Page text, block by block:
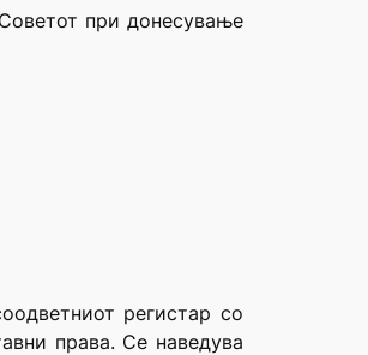
при донесување
регистар со
права. Се наведува